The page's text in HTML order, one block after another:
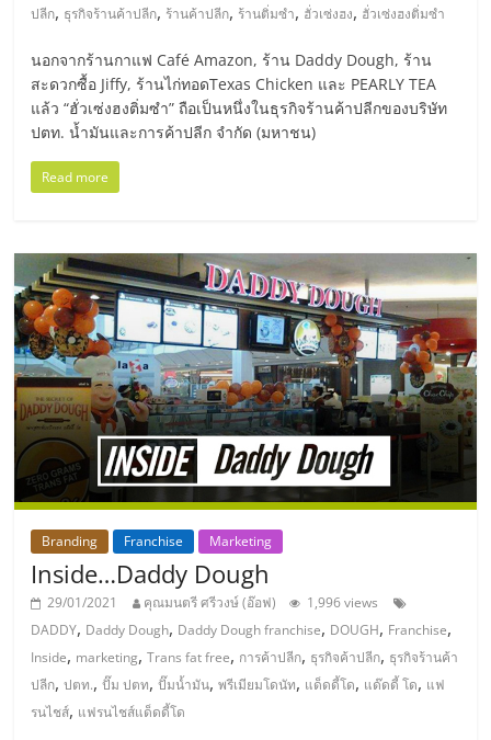
ปลีก, ธุรกิจร้านค้าปลีก, ร้านค้าปลีก, ร้านติ่มซำ, ฮั่วเซ่งฮง, ฮั่วเซ่งฮงติ่มซำ
นอกจากร้านกาแฟ Café Amazon, ร้าน Daddy Dough, ร้าน
สะดวกซื้อ Jiffy, ร้านไก่ทอดTexas Chicken และ PEARLY TEA
แล้ว “ฮั่วเซ่งฮงติ่มซำ” ถือเป็นหนึ่งในธุรกิจร้านค้าปลีกของบริษัท
ปตท. น้ำมันและการค้าปลีก จำกัด (มหาชน)
Read more
Branding Franchise Marketing
Inside…Daddy Dough
29/01/2021 คุณมนตรี ศรีวงษ์ (อ๊อฟ)
1,996 views
DADDY, Daddy Dough, Daddy Dough franchise, DOUGH, Franchise,
Inside, marketing,Trans fat free, การค้าปลีก, ธุรกิจค้าปลีก, ธุรกิจร้านค้า
ปลีก,ปตท.,ปั๊ม ปตท,ปั๊มน้ำมัน,พรีเมียมโดนัท, แด็ดดี้โด, แด๊ดดี้ โด, แฟ
รนไชส์, แฟรนไชส์แด็ดดี้โด